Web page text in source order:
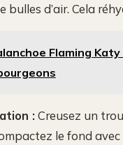
bulles d’air. Cela
Flaming
: Creusez un
le fond